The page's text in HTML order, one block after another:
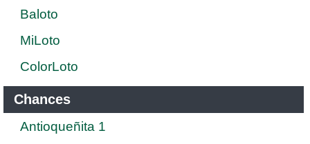
Baloto
MiLoto
ColorLoto
Chances
Antioqueñita 1